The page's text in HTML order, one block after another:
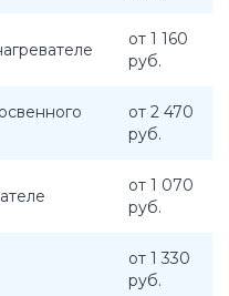
от 1 160
руб.
от 2 470
руб.
от 1 070
руб.
от 1 330
руб.